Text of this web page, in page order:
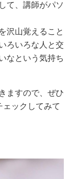
て、講師がパソ
沢山覚えること
ろいろな人と交
なという気持ち
ますので、ぜひ
ックしてみて